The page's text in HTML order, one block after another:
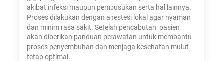
akibat infeksi maupun pembusukan serta hal lainnya.
Proses dilakukan dengan anestesi lokal agar nyaman
dan minim rasa sakit. Setelah pencabutan, pasien
akan diberikan panduan perawatan untuk membantu
proses penyembuhan dan menjaga kesehatan mulut
tetap optimal.